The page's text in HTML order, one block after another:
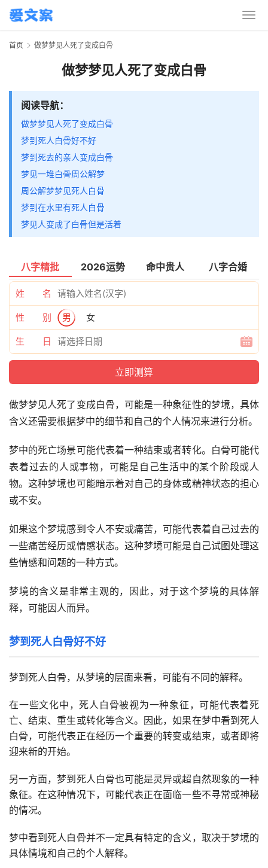
首页 做梦梦见人死了变成白骨
做梦梦见人死了变成白骨
阅读导航：
做梦梦见人死了变成白骨
梦到死人白骨好不好
梦到死去的亲人变成白骨
梦见一堆白骨周公解梦
周公解梦梦见死人白骨
梦到在水里有死人白骨
梦见人变成了白骨但是活着
八字精批 2026运势 命中贵人 八字合婚
姓 名
性 别 男 女
生 日
做梦梦见人死了变成白骨，可能是一种象征性的梦境，具体
含义还需要根据梦中的细节和自己的个人情况来进行分析。
梦中的死亡场景可能代表着一种结束或者转化。白骨可能代
表着过去的人或事物，可能是自己生活中的某个阶段或人
物。这种梦境也可能暗示着对自己的身体或精神状态的担心
或不安。
如果这个梦境感到令人不安或痛苦，可能代表着自己过去的
一些痛苦经历或情感状态。这种梦境可能是自己试图处理这
些情感和问题的一种方式。
梦境的含义是非常主观的，因此，对于这个梦境的具体解
释，可能因人而异。
梦到死人白骨好不好
梦到死人白骨，从梦境的层面来看，可能有不同的解释。
在一些文化中，死人白骨被视为一种象征，可能代表着死
亡、结束、重生或转化等含义。因此，如果在梦中看到死人
白骨，可能代表正在经历一个重要的转变或结束，或者即将
迎来新的开始。
另一方面，梦到死人白骨也可能是灵异或超自然现象的一种
象征。在这种情况下，可能代表正在面临一些不寻常或神秘
的情况。
梦中看到死人白骨并不一定具有特定的含义，取决于梦境的
具体情境和自己的个人解释。